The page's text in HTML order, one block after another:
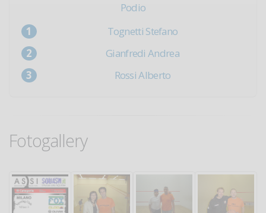
Podio
Tognetti Stefano
Gianfredi Andrea
Rossi Alberto
Fotogallery